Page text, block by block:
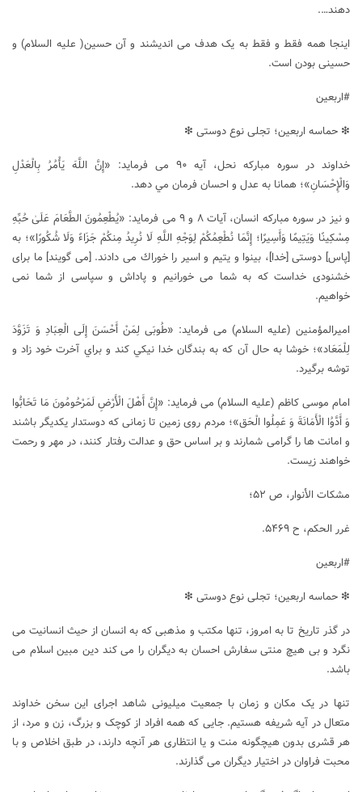
دهند….
اینجا همه فقط و فقط به یک هدف می اندیشند و آن حسین( علیه السلام) و
حسینی بودن است.
#اربعین
❇ حماسه اربعین؛ تجلی نوع دوستی ❇
خداوند در سوره مبارکه نحل، آیه ٩٠ می فرماید: «إِنَّ اللَّهَ يَأْمُرُ بِالْعَدْلِ
وَالْإِحْسَانِ»؛ همانا به عدل و احسان فرمان مي ‏دهد.
و نیز در سوره مبارکه انسان، آیات ٨ و ٩ می فرماید: «يُطْعِمُونَ الطَّعَامَ عَلَىٰ حُبِّهِ
مِسْكِينًا وَيَتِيمًا وَأَسِيرًا؛ إِنَّمَا نُطْعِمُكُمْ لِوَجْهِ اللَّهِ لَا نُرِيدُ مِنكُمْ جَزَاءً وَلَا شُكُورًا»؛ به
[پاس‌] دوستى [خدا]، بينوا و يتيم و اسير را خوراك مى ‌دادند. [می گویند] ما براى
خشنودى خداست كه به شما مى ‌خورانيم و پاداش و سپاسى از شما نمى
‌خواهيم.
امیرالمؤمنین (علیه السلام) می فرماید: «طُوبَى لِمَنْ أَحْسَنَ إِلَى الْعِبَادِ وَ تَزَوَّدَ
لِلْمَعَاد»؛ خوشا به حال آن كه به بندگان خدا نيكي كند و براي آخرت خود زاد و
توشه برگيرد.
امام موسی کاظم (علیه السلام) می فرماید: «إِنَّ أَهْلَ الْأَرْضِ لَمَرْحُومُونَ مَا تَحَابُّوا
وَ أَدَّوُا الْأَمَانَةَ وَ عَمِلُوا الْحَق‏»؛ مردم روی زمین تا زمانی که دوستدار یکدیگر باشند
و امانت ها را گرامی شمارند و بر اساس حق و عدالت رفتار کنند، در مهر و رحمت
خواهند زیست.
مشکات الأنوار، ص ۵۲؛
غرر الحکم، ح ۵۴۶۹.
#اربعین
❇ حماسه اربعین؛ تجلی نوع دوستی ❇
در گذر تاریخ تا به امروز، تنها مکتب و مذهبی که به انسان از حیث انسانیت می
نگرد و بی هیچ منتی سفارش احسان به دیگران را می کند دین مبین اسلام می
باشد.
تنها در یک مکان و زمان با جمعیت میلیونی شاهد اجرای این سخن خداوند
متعال در آیه شریفه هستیم. جایی که همه افراد از کوچک و بزرگ، زن و مرد، از
هر قشری بدون هیچگونه منت و یا انتظاری هر آنچه دارند، در طبق اخلاص و با
محبت فراوان در اختیار دیگران می گذارند.